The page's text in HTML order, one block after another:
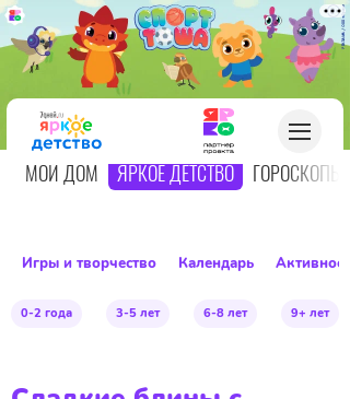
МОЙ ДОМ ЯРКОЕ ДЕТСТВО ГОРОСКОПЫ
Игры и творчество Календарь Активное
0-2 года 3-5 лет 6-8 лет 9+ лет